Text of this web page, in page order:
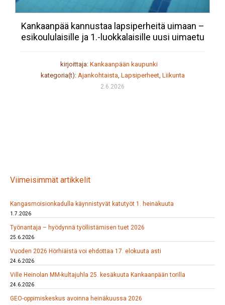
Kankaanpää kannustaa lapsiperheitä uimaan –
esikoululaisille ja 1.-luokkalaisille uusi uimaetu
kirjoittaja: Kankaanpään kaupunki
kategoria(t): Ajankohtaista, Lapsiperheet, Liikunta
2.6.2026
Viimeisimmät artikkelit
Kangasmoisionkadulla käynnistyvät katutyöt 1. heinäkuuta
1.7.2026
Työnantaja – hyödynnä työllistämisen tuet 2026
25.6.2026
Vuoden 2026 Hörhiäistä voi ehdottaa 17. elokuuta asti
24.6.2026
Ville Heinolan MM-kultajuhla 25. kesäkuuta Kankaanpään torilla
24.6.2026
GEO-oppimiskeskus avoinna heinäkuussa 2026